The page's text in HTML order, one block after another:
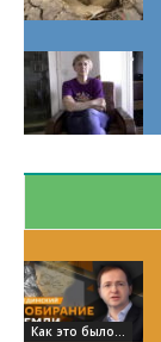
Как это было...